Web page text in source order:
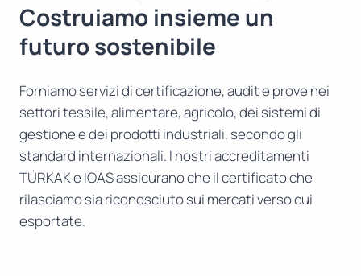
Costruiamo insieme un
futuro sostenibile
Forniamo servizi di certificazione, audit e prove nei
settori tessile, alimentare, agricolo, dei sistemi di
gestione e dei prodotti industriali, secondo gli
standard internazionali. I nostri accreditamenti
TÜRKAK e IOAS assicurano che il certificato che
rilasciamo sia riconosciuto sui mercati verso cui
esportate.